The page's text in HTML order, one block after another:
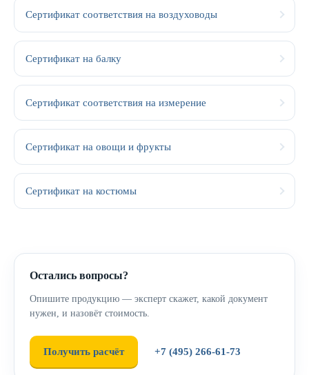
Сертификат соответствия на воздуховоды
Сертификат на балку
Сертификат соответствия на измерение
Сертификат на овощи и фрукты
Сертификат на костюмы
Остались вопросы?
Опишите продукцию — эксперт скажет, какой документ
нужен, и назовёт стоимость.
Получить расчёт +7 (495) 266-61-73